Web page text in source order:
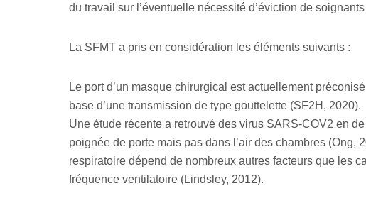
du travail sur l’éventuelle nécessité d’éviction de
La SFMT a pris en considération les éléments suivants :
Le port d’un masque chirurgical est actuellement
base d’une transmission de type gouttelette (SF2H, 2020).
Une étude récente a retrouvé des virus SARS-COV2 en
poignée de porte mais pas dans l’air des chambres
respiratoire dépend de nombreux autres facteurs que les
fréquence ventilatoire (Lindsley, 2012).